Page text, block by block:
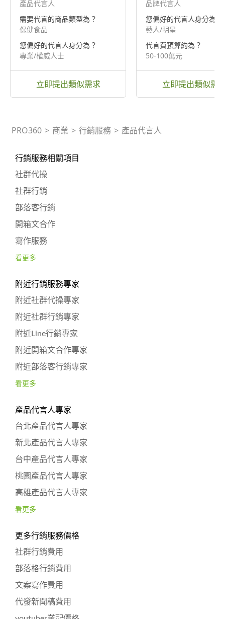
產品代言人
需要代言的商品類型為？
保健食品
您偏好的代言人身分為？
專業/權威人士
立即提出類似需求
品牌代言人
您偏好的代言人身分為？
藝人/明星
代言費預算約為？
50-100萬元
立即提出類似需
PRO360 > 商業 > 行銷服務 > 產品代言人
行銷服務相關項目
社群代操
社群行銷
部落客行銷
開箱文合作
寫作服務
看更多
附近行銷服務專家
附近社群代操專家
附近社群行銷專家
附近Line行銷專家
附近開箱文合作專家
附近部落客行銷專家
看更多
產品代言人專家
台北產品代言人專家
新北產品代言人專家
台中產品代言人專家
桃園產品代言人專家
高雄產品代言人專家
看更多
更多行銷服務價格
社群行銷費用
部落格行銷費用
文案寫作費用
代發新聞稿費用